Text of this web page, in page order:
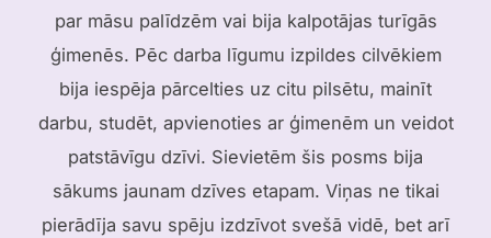
par māsu palīdzēm vai bija kalpotājas turīgās
ģimenēs. Pēc darba līgumu izpildes cilvēkiem
bija iespēja pārcelties uz citu pilsētu, mainīt
darbu, studēt, apvienoties ar ģimenēm un veidot
patstāvīgu dzīvi. Sievietēm šis posms bija
sākums jaunam dzīves etapam. Viņas ne tikai
pierādīja savu spēju izdzīvot svešā vidē, bet arī